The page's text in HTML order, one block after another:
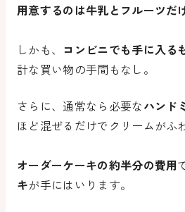
用意するのは牛乳とフルーツだ
しかも、 コンビニでも手に入る
計な買い物の手間もなし。
さらに、通常なら必要なハンド
ほど混ぜるだけでクリームがふ
オーダーケーキの約半分の費用
キが手にはいります。